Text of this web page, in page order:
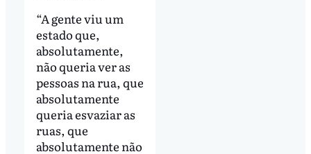
“A gente viu um
estado que,
absolutamente,
não queria ver as
pessoas na rua, que
absolutamente
queria esvaziar as
ruas, que
absolutamente não